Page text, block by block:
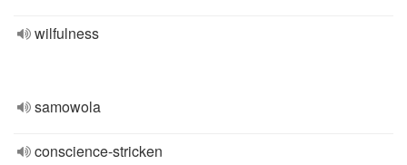
wilfulness
samowola
conscience-stricken